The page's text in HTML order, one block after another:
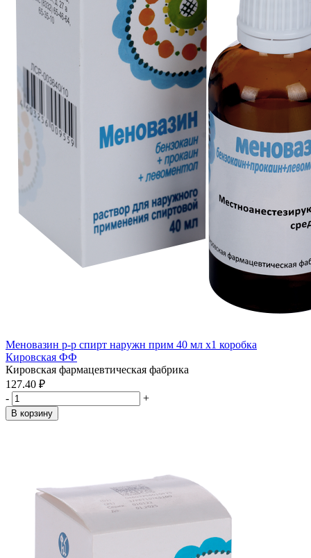
Меновазин р-р спирт наружн прим 40 мл x1 коробка
Кировская ФФ
Кировская фармацевтическая фабрика
127.40 ₽
-
+
В корзину